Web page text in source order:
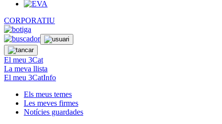
CORPORATIU
El meu 3Cat
La meva llista
El meu 3CatInfo
Els meus temes
Les meves firmes
Notícies guardades